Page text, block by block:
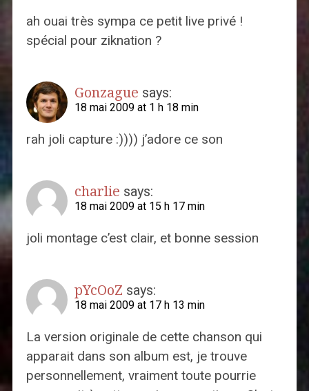
ah ouai très sympa ce petit live privé !
spécial pour ziknation ?
Gonzague says:
18 mai 2009 at 1 h 18 min
rah joli capture :)))) j’adore ce son
charlie says:
18 mai 2009 at 15 h 17 min
joli montage c’est clair, et bonne session
pYcOoZ says:
18 mai 2009 at 17 h 13 min
La version originale de cette chanson qui
apparait dans son album est, je trouve
personnellement, vraiment toute pourrie